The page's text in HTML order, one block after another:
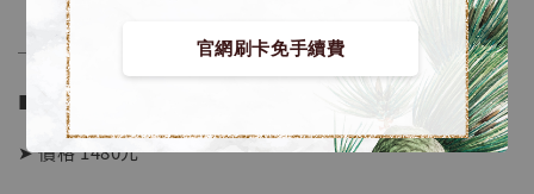
官網刷卡免手續費
──────────────
■ 販售資訊：
➤ 價格 1480元